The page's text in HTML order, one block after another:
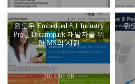
윈도우 Embedded 8.1 Industry
Pro _ Dreamspark 개발자를 위
한 MS의 지원
2014.01.08
윈